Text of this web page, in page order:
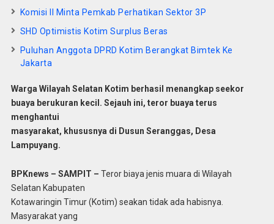
Komisi II Minta Pemkab Perhatikan Sektor 3P
SHD Optimistis Kotim Surplus Beras
Puluhan Anggota DPRD Kotim Berangkat Bimtek Ke
Jakarta
Warga Wilayah Selatan Kotim berhasil menangkap seekor
buaya berukuran kecil. Sejauh ini, teror buaya terus
menghantui
masyarakat, khususnya di Dusun Seranggas, Desa
Lampuyang.
BPKnews – SAMPIT – Teror biaya jenis muara di Wilayah
Selatan Kabupaten
Kotawaringin Timur (Kotim) seakan tidak ada habisnya.
Masyarakat yang